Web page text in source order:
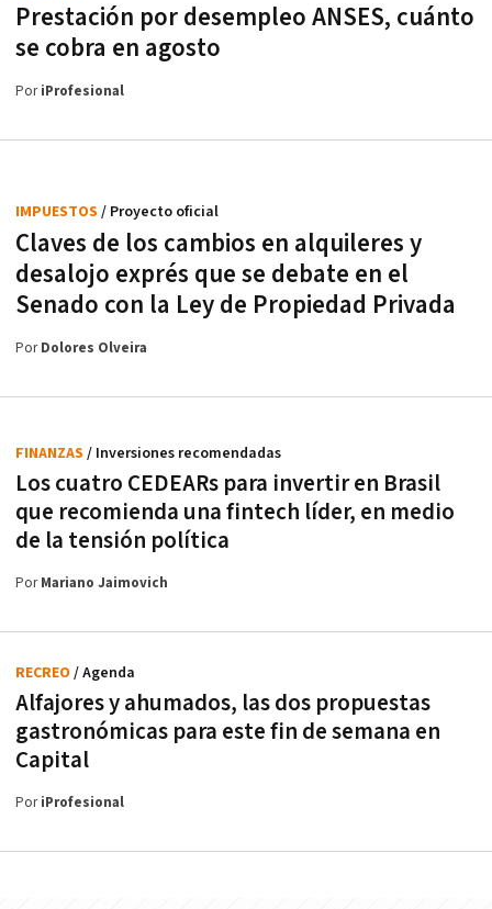
Prestación por desempleo ANSES, cuánto
se cobra en agosto
PoriProfesional
Claves de los cambios en alquileres y
desalojo exprés que se debate en el
Senado con la Ley de Propiedad Privada
IMPUESTOS / Proyecto oficial
PorDolores Olveira
Los cuatro CEDEARs para invertir en Brasil
que recomienda una fintech líder, en medio
de la tensión política
FINANZAS / Inversiones recomendadas
PorMariano Jaimovich
Alfajores y ahumados, las dos propuestas
gastronómicas para este fin de semana en
Capital
RECREO / Agenda
PoriProfesional